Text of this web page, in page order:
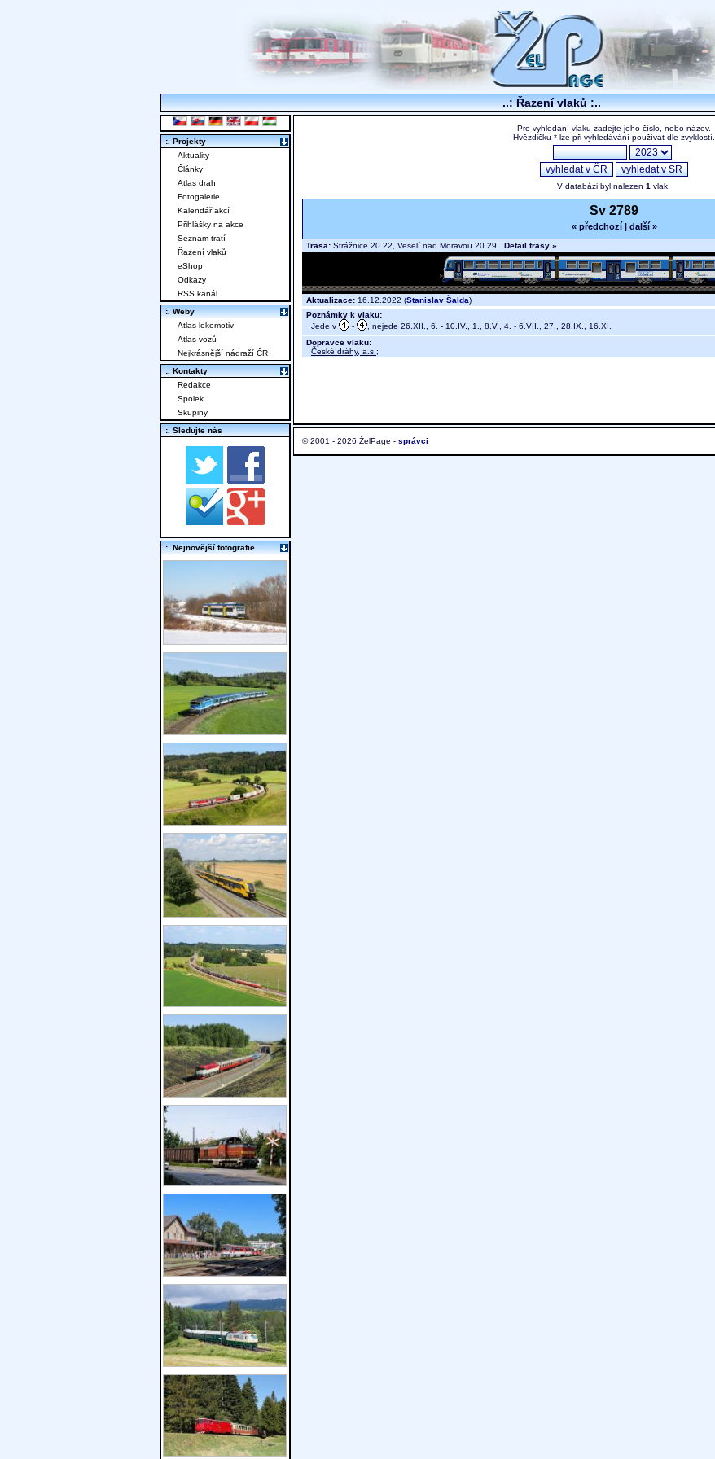
..: Řazení vlaků :..
Pro vyhledání vlaku zadejte jeho číslo, nebo název.
Hvězdičku * lze při vyhledávání používat dle zvyklostí.
V databázi byl nalezen 1 vlak.
Sv 2789
« předchozí| další »
Trasa: Strážnice 20.22, Veselí nad Moravou 20.29 Detail trasy »
Aktualizace: 16.12.2022 (Stanislav Šalda)
Poznámky k vlaku:
Jede v
-
, nejede 26.XII., 6. - 10.IV., 1., 8.V., 4. - 6.VII., 27., 28.IX., 16.XI.
Dopravce vlaku:
České dráhy, a.s. ;
© 2001 - 2026 ŽelPage - správci
:. Projekty
Aktuality
Články
Atlas drah
Fotogalerie
Kalendář akcí
Přihlášky na akce
Seznam tratí
Řazení vlaků
eShop
Odkazy
RSS kanál
:. Weby
Atlas lokomotiv
Atlas vozů
Nejkrásnější nádraží ČR
:. Kontakty
Redakce
Spolek
Skupiny
:. Sledujte nás
:. Nejnovější fotografie